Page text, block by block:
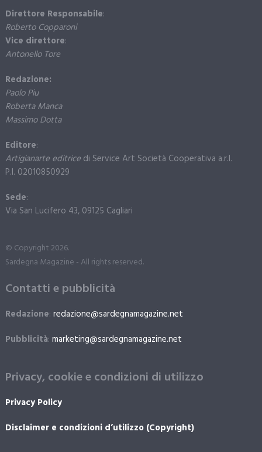
Direttore Responsabile:
Roberto Copparoni
Vice direttore:
Antonello Tore
Redazione:
Paolo Piu
Roberta Manca
Massimo Dotta
Editore:
Artigianarte editricedi Service Art Società Cooperativa a.r.l.
P.I. 02010850929
Sede:
Via San Lucifero 43, 09125 Cagliari
© Copyright 2026.
Sardegna Magazine - All rights reserved.
Contatti e pubblicità
Redazione: redazione@sardegnamagazine.net
Pubblicità: marketing@sardegnamagazine.net
Privacy, cookie e condizioni di utilizzo
Privacy Policy
Disclaimer e condizioni d’utilizzo (Copyright)